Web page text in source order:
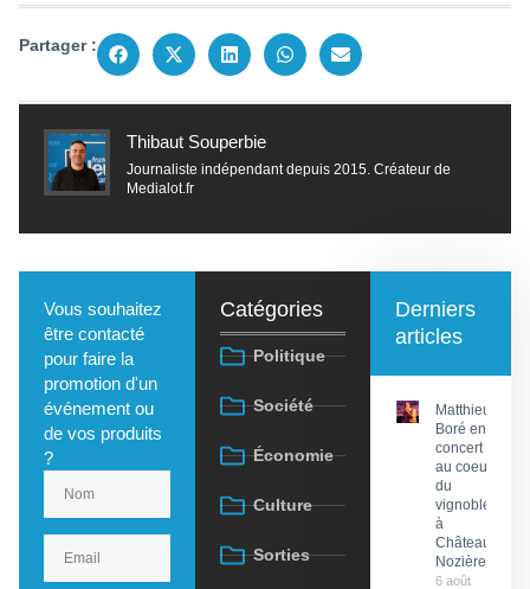
Partager :
Thibaut Souperbie
Journaliste indépendant depuis 2015. Créateur de
Medialot.fr
Vous souhaitez
être contacté
pour faire la
promotion d'un
événement ou
de vos produits
?
Catégories
Politique
Société
Économie
Culture
Sorties
Derniers
articles
Matthieu
Boré en
concert
au coeur
du
vignoble
à
Château
Nozières
6 août